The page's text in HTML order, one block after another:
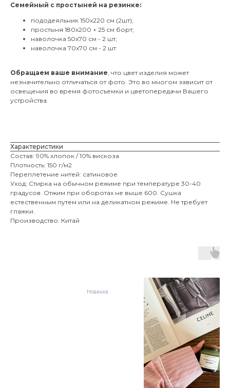
Семейный с простыней на резинке:
пододеяльник 150х220 см (2шт);
простыня 180х200 + 25 см борт;
наволочка 50х70 см - 2 шт;
наволочка 70х70 см - 2 шт
Обращаем ваше внимание , что цвет изделия может
незначительно отличаться от фото. Это во многом зависит от
освещения во время фотосъемки и цветопередачи Вашего
устройства.
Характеристики
Состав: 90% хлопок / 10% вискоза
Плотность: 150 г/м2
Переплетение нитей: сатиновое
Уход: Стирка на обычном режиме при температуре 30-40
градусов. Отжим при оборотах не выше 600. Сушка
естественным путем или на деликатном режиме. Не требует
глажки.
Производство: Китай
Новинка